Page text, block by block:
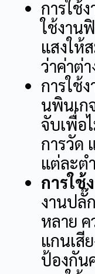
การใช้
ใช้งาน
แสงให้
ว่าค่าต่
การใช้
นพินเก
จับเพื่อ
การวัด
แต่ละต
การใช้
งานปลั๊
หลาย
แกนเสี
ป้องกัน